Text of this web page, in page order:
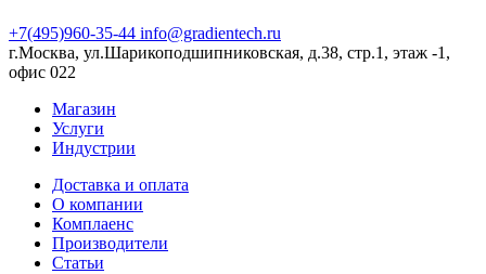
+7(495)960-35-44 info@gradientech.ru
г.Москва, ул.Шарикоподшипниковская, д.38, стр.1, этаж -1,
офис 022
Магазин
Услуги
Индустрии
Доставка и оплата
О компании
Комплаенс
Производители
Статьи